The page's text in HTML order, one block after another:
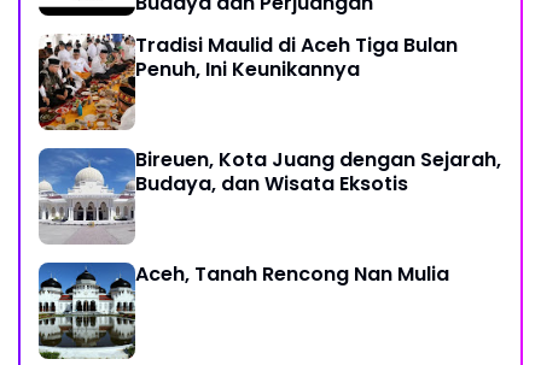
Tradisi Maulid di Aceh Tiga Bulan
Penuh, Ini Keunikannya
Bireuen, Kota Juang dengan Sejarah,
Budaya, dan Wisata Eksotis
Aceh, Tanah Rencong Nan Mulia